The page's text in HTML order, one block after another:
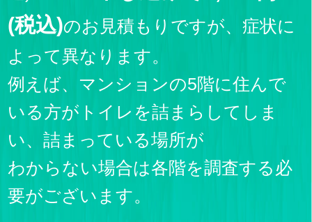
(税込)のお見積もりですが、症状に
よって異なります。
例えば、マンションの5階に住んで
いる方がトイレを詰まらしてしま
い、詰まっている場所が
わからない場合は各階を調査する必
要がございます。